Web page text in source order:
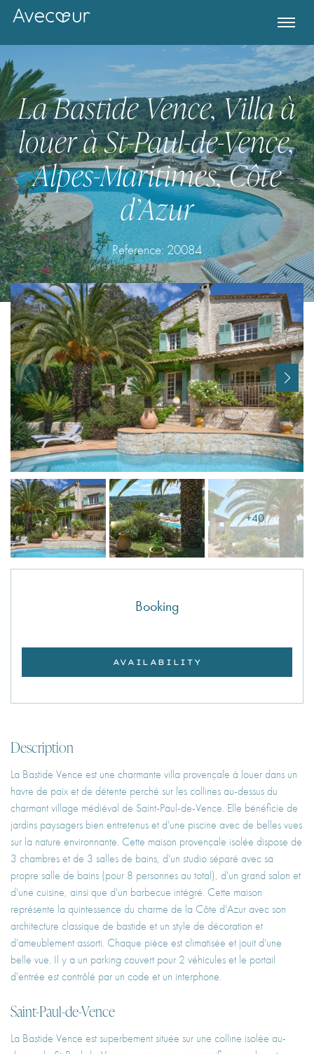
La Bastide Vence, Villa à
louer à St-Paul-de-Vence,
Alpes-Maritimes, Côte
d’Azur
Reference: 20084
+40
Booking
AVAILABILITY
Description
La Bastide Vence est une charmante villa provençale à louer dans un
havre de paix et de détente perché sur les collines au-dessus du
charmant village médiéval de Saint-Paul-de-Vence. Elle bénéficie de
jardins paysagers bien entretenus et d'une piscine avec de belles vues
sur la nature environnante. Cette maison provençale isolée dispose de
3 chambres et de 3 salles de bains, d'un studio séparé avec sa
propre salle de bains (pour 8 personnes au total), d'un grand salon et
d'une cuisine, ainsi que d'un barbecue intégré. Cette maison
représente la quintessence du charme de la Côte d'Azur avec son
architecture classique de bastide et un style de décoration et
d'ameublement assorti. Chaque pièce est climatisée et jouit d'une
belle vue. Il y a un parking couvert pour 2 véhicules et le portail
d'entrée est contrôlé par un code et un interphone.
Saint-Paul-de-Vence
La Bastide Vence est superbement située sur une colline isolée au-
Register for Property Alerts
I agree withTerms & Conditions
REGISTER
Already a member! Click here to login.